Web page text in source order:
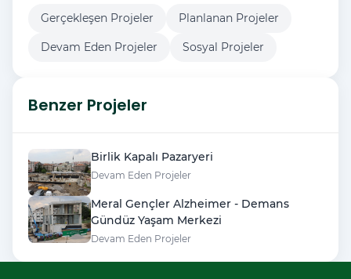
Gerçekleşen Projeler Planlanan Projeler
Devam Eden Projeler Sosyal Projeler
Benzer Projeler
Birlik Kapalı Pazaryeri
Devam Eden Projeler
Meral Gençler Alzheimer - Demans
Gündüz Yaşam Merkezi
Devam Eden Projeler